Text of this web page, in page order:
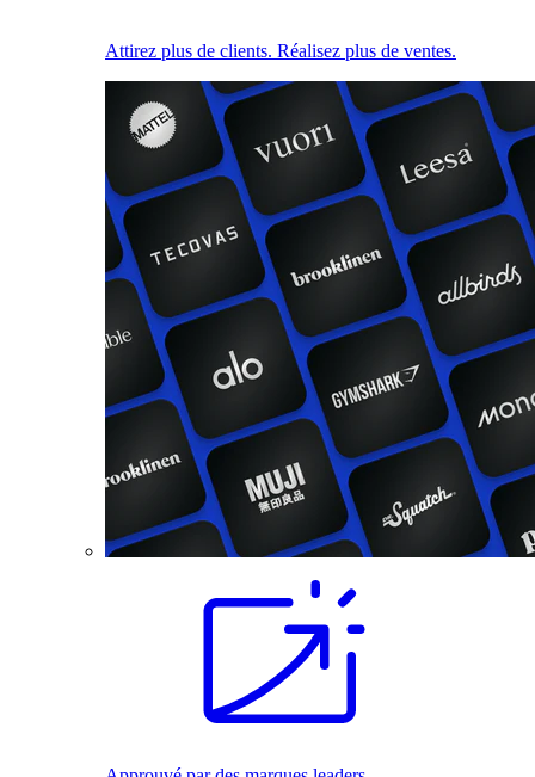
Attirez plus de clients. Réalisez plus de ventes.